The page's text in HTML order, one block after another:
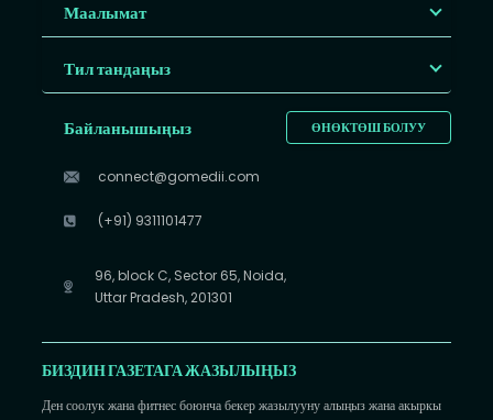
Маалымат
Тил тандаңыз
ӨНӨКТӨШ БОЛУУ
Байланышыңыз
connect@gomedii.com
(+91) 9311101477
96, block C, Sector 65, Noida,
Uttar Pradesh, 201301
БИЗДИН ГАЗЕТАГА ЖАЗЫЛЫҢЫЗ
Ден соолук жана фитнес боюнча бекер жазылууну алыңыз жана акыркы